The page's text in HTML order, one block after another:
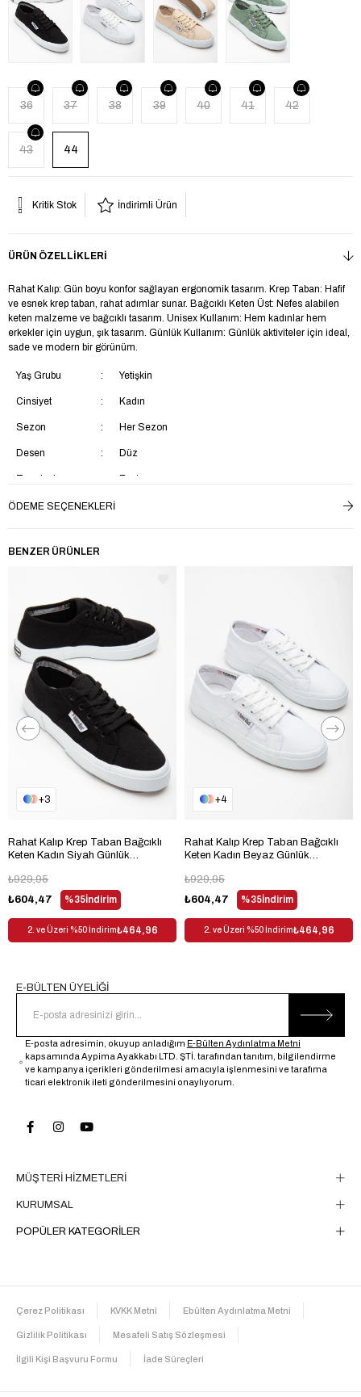
36 37 38 39 40 41 42
43 44
Kritik Stok İndirimli Ürün
ÜRÜN ÖZELLIKLERI
Rahat Kalıp: Gün boyu konfor sağlayan ergonomik tasarım. Krep Taban: Hafif
ve esnek krep taban, rahat adımlar sunar. Bağcıklı Keten Üst: Nefes alabilen
keten malzeme ve bağcıklı tasarım. Unisex Kullanım: Hem kadınlar hem
erkekler için uygun, şık tasarım. Günlük Kullanım: Günlük aktiviteler için ideal,
sade ve modern bir görünüm.
Yaş Grubu Yetişkin
Cinsiyet Kadın
Sezon Her Sezon
Desen Düz
Trendyol Evet
Materyal
Topuk Tipi
Astar Materyali Tekstil
Ek Özellik Ek Özellik Mevcut Değil
İç Taban Materyali Tekstil
Saya Materyali
Ortam Günlük
Menşei
ÖDEME SEÇENEKLERI
BENZER ÜRÜNLER
3
Rahat Kalıp Krep Taban Bağcıklı
Keten Kadın Siyah Günlük
%35İndirim
₺604,47
₺929,95
2. ve Üzeri %50 İndirim₺464,96
4
Rahat Kalıp Krep Taban Bağcıklı
Keten Kadın Beyaz Günlük
%35İndirim
₺604,47
₺929,95
2. ve Üzeri %50 İndirim₺464,96
MÜŞTERİ HİZMETLERİ
KURUMSAL
POPÜLER KATEGORİLER
E-BÜLTEN ÜYELİĞİ
E-posta adresimin, okuyup anladığım E-Bülten Aydınlatma Metni
kapsamında Aypima Ayakkabı LTD. ŞTİ. tarafından tanıtım, bilgilendirme
ve kampanya içerikleri gönderilmesi amacıyla işlenmesini ve tarafıma
ticari elektronik ileti gönderilmesini onaylıyorum.
Çerez Politikası KVKK Metni Ebülten Aydınlatma Metni
Gizlilik Politikası Mesafeli Satış Sözleşmesi
İlgili Kişi Başvuru Formu İade Süreçleri